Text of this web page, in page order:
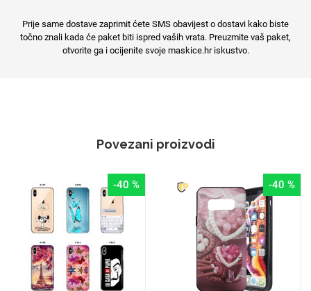
Prije same dostave zaprimit ćete SMS obavijest o dostavi kako biste
točno znali kada će paket biti ispred vaših vrata. Preuzmite vaš paket,
otvorite ga i ocijenite svoje maskice.hr iskustvo.
Povezani proizvodi
-40 % -40 %